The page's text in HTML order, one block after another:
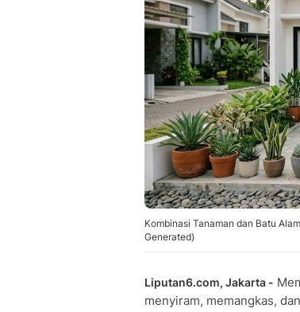
Kombinasi Tanaman dan Batu
Generated)
Liputan6.com, Jakarta -
menyiram, memangkas,